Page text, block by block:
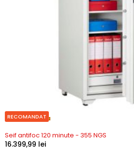
RECOMANDAT
Precomanda
Seif antifoc 120 minute - 355 NGS
16.399,99 lei